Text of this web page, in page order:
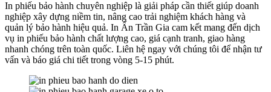
In phiếu bảo hành chuyên nghiệp là giải pháp cần thiết giúp doanh
nghiệp xây dựng niềm tin, nâng cao trải nghiệm khách hàng và
quản lý bảo hành hiệu quả. In Ấn Trần Gia cam kết mang đến dịch
vụ in phiếu bảo hành chất lượng cao, giá cạnh tranh, giao hàng
nhanh chóng trên toàn quốc. Liên hệ ngay với chúng tôi để nhận tư
vấn và báo giá chi tiết trong vòng 5-15 phút.